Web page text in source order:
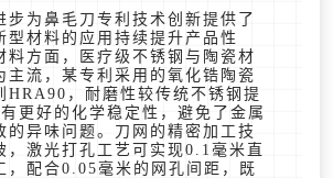
步为鼻毛刀专利技术创新提供了
型材料的应用持续提升产品性
料方面，医疗级不锈钢与陶瓷材
主流，某专利采用的氧化锆陶瓷
HRA90，耐磨性较传统不锈钢提
更好的化学稳定性，避免了金属
的异味问题。刀网的精密加工技
，激光打孔工艺可实现0.1毫米直
，配合0.05毫米的网孔间距，既